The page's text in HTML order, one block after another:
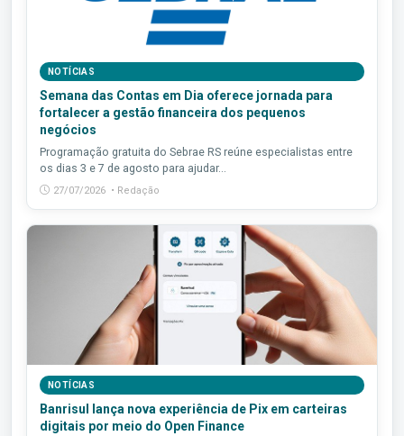
NOTÍCIAS
Semana das Contas em Dia oferece jornada para
fortalecer a gestão financeira dos pequenos
negócios
Programação gratuita do Sebrae RS reúne especialistas entre
os dias 3 e 7 de agosto para ajudar...
27/07/2026 • Redação
NOTÍCIAS
Banrisul lança nova experiência de Pix em carteiras
digitais por meio do Open Finance